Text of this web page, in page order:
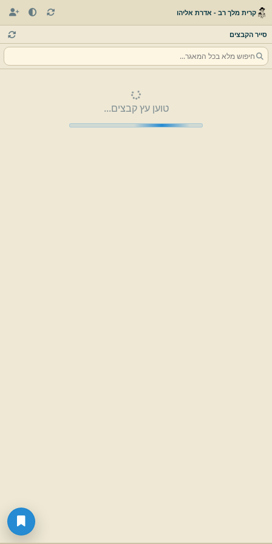
קרית מלך רב - אדרת אליהו
סייר הקבצים
טוען עץ קבצים...